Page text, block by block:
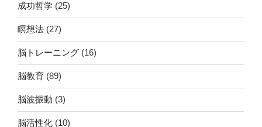
成功哲学 (25)
瞑想法 (27)
脳トレーニング (16)
脳教育 (89)
脳波振動 (3)
脳活性化 (10)